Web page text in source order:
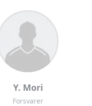
Y. Mori
Forsvarer